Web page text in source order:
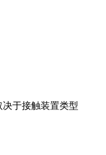
于接触装置类型